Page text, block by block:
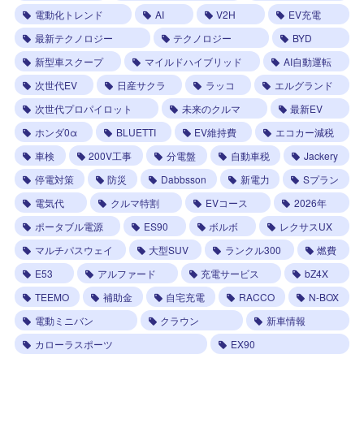
電動化トレンド
AI V2H
EV充電
最新テクノロジー
テクノロジー
BYD
新型車スクープ
マイルドハイブリッド
AI自動運転
次世代EV
日産サクラ ラッコ
エルグランド
次世代プロパイロット
未来のクルマ
最新EV
ホンダ0α
BLUETTI EV維持費
エコカー減税
車検
200V工事 分電盤 自動車税
Jackery
停電対策
防災 Dabbsson 新電力
Sプラン
電気代
クルマ特割 EVコース
2026年
ポータブル電源
ES90 ボルボ
レクサスUX
マルチパスウェイ
大型SUV ランクル300
燃費
E53
アルファード 充電サービス
bZ4X
TEEMO
補助金 自宅充電 RACCO
N-BOX
電動ミニバン
クラウン
新車情報
カローラスポーツ
EX90